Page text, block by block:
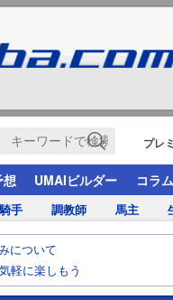
プレ
想 UMAIビルダー コラム
騎手 調教師 馬主
について
軽に楽しもう